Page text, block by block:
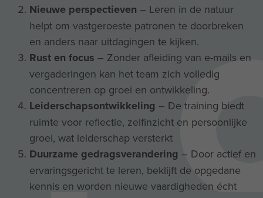
Nieuwe perspectieven – Leren in de natuur
helpt om vastgeroeste patronen te doorbreken
en anders naar uitdagingen te kijken.
Rust en focus – Zonder afleiding van e-mails en
vergaderingen kan het team zich volledig
concentreren op groei en ontwikkeling.
Leiderschapsontwikkeling – De training biedt
ruimte voor reflectie, zelfinzicht en persoonlijke
groei, wat leiderschap versterkt
Duurzame gedragsverandering – Door actief en
ervaringsgericht te leren, beklijft de opgedane
kennis en worden nieuwe vaardigheden écht